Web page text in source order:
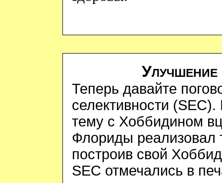
Улучшение
Теперь давайте
селективности (SEC).
тему с Хоббидином
Флориды реализовал
построив свой
SEC отмечались в